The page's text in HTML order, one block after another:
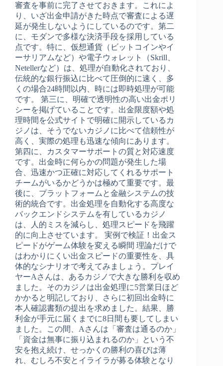
審査を事前に完了させておきます。これによ
り、いざ出金申請がきた時点で審査による遅
延が発生しないようにしているのです。第二
に、モダンで多様な決済手段を採用している
点です。特に、仮想通貨（ビットコインやイ
ーサリアムなど）や電子ウォレット（Skrill、
Netellerなど）は、処理が自動化されており、
伝統的な銀行振込に比べて圧倒的に速く、多
くの場合24時間以内、時には即時処理が可能
です。 第三に、明確で透明性の高い出金ポリ
シーを掲げていることです。出金限度額や処
理時間を公式サイトで明確に開示しているカ
ジノは、そうでないカジノに比べて信頼性が
高く、実際の処理も迅速な傾向にあります。
第四に、カスタマーサポートの質と対応速度
です。出金時に何らかの問題が発生した場
合、迅速かつ正確に対応してくれるサポート
チームがいるかどうかは極めて重要です。最
後に、プラットフォームと金融システムの技
術的統合です。出金処理を自動化する高度な
バックエンドシステムを有しているカジノ
は、人的ミスを減らし、処理スピードを飛躍
的に向上させています。 実例で検証！出金ス
ピードがゲーム体験を変える瞬間 理論だけで
はわかりにくい出金スピードの重要性を、具
体的なシナリオで考えてみましょう。プレイ
ヤーAさんは、あるカジノで大きな勝利を収め
ました。そのカジノは出金処理に5営業日ほど
かかると明記しており、さらに初回出金時に
本人確認書類の提出を求めました。結果、勝
利金が手元に届くまでに8日間も要してしまい
ました。この間、Aさんは「審査は通るのか」
「資金は無事に振り込まれるのか」という不
安を抱え続け、せっかくの勝利の喜びは薄
れ、むしろ不安とイライラが募る体験となり